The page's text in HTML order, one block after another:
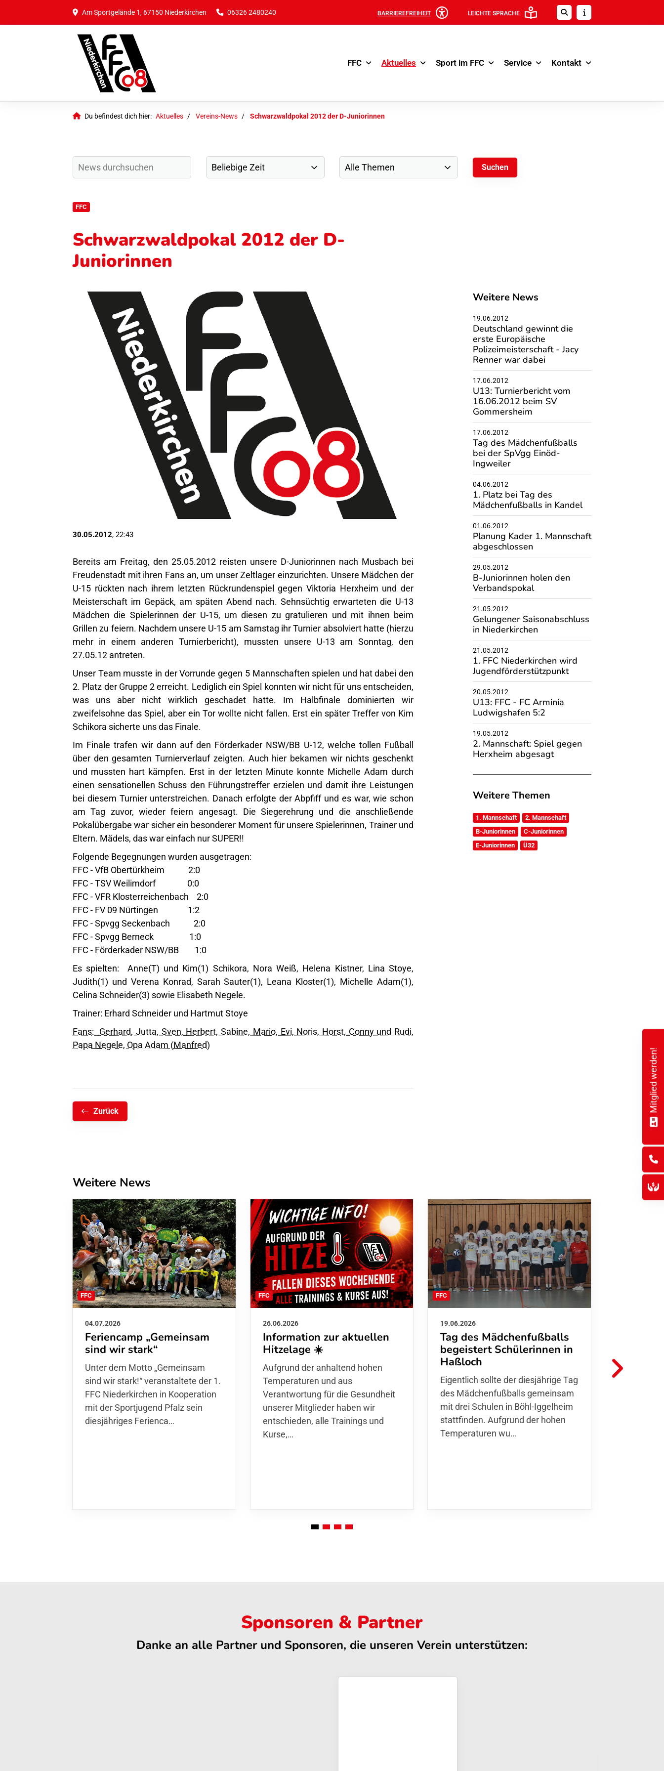
Am Sportgelände 1, 67150 Niederkirchen 06326 2480240 BARRIEREFREIHEIT LEICHTE SPRACHE
FFC Aktuelles Sport im FFC Service Kontakt
Du befindest dich hier: Aktuelles Vereins-News Schwarzwaldpokal 2012 der D-Juniorinnen
FFC
Schwarzwaldpokal 2012 der D-
Juniorinnen
30.05.2012, 22:43
Bereits am Freitag, den 25.05.2012 reisten unsere D-Juniorinnen nach Musbach bei
Freudenstadt mit ihren Fans an, um unser Zeltlager einzurichten. Unsere Mädchen der
U-15 rückten nach ihrem letzten Rückrundenspiel gegen Viktoria Herxheim und der
Meisterschaft im Gepäck, am späten Abend nach. Sehnsüchtig erwarteten die U-13
Mädchen die Spielerinnen der U-15, um diesen zu gratulieren und mit ihnen beim
Grillen zu feiern. Nachdem unsere U-15 am Samstag ihr Turnier absolviert hatte (hierzu
mehr in einem anderen Turnierbericht), mussten unsere U-13 am Sonntag, den
27.05.12 antreten.
Unser Team musste in der Vorrunde gegen 5 Mannschaften spielen und hat dabei den
2. Platz der Gruppe 2 erreicht. Lediglich ein Spiel konnten wir nicht für uns entscheiden,
was uns aber nicht wirklich geschadet hatte. Im Halbfinale dominierten wir
zweifelsohne das Spiel, aber ein Tor wollte nicht fallen. Erst ein später Treffer von Kim
Schikora sicherte uns das Finale.
Im Finale trafen wir dann auf den Förderkader NSW/BB U-12, welche tollen Fußball
über den gesamten Turnierverlauf zeigten. Auch hier bekamen wir nichts geschenkt
und mussten hart kämpfen. Erst in der letzten Minute konnte Michelle Adam durch
einen sensationellen Schuss den Führungstreffer erzielen und damit ihre Leistungen
bei diesem Turnier unterstreichen. Danach erfolgte der Abpfiff und es war, wie schon
am Tag zuvor, wieder feiern angesagt. Die Siegerehrung und die anschließende
Pokalübergabe war sicher ein besonderer Moment für unsere Spielerinnen, Trainer und
Eltern. Mädels, das war einfach nur SUPER!!
Folgende Begegnungen wurden ausgetragen:
FFC - VfB Obertürkheim 2:0
FFC - TSV Weilimdorf 0:0
FFC - VFR Klosterreichenbach 2:0
FFC - FV 09 Nürtingen 1:2
FFC - Spvgg Seckenbach 2:0
FFC - Spvgg Berneck 1:0
FFC - Förderkader NSW/BB 1:0
Es spielten: Anne(T) und Kim(1) Schikora, Nora Weiß, Helena Kistner, Lina Stoye,
Judith(1) und Verena Konrad, Sarah Sauter(1), Leana Kloster(1), Michelle Adam(1),
Celina Schneider(3) sowie Elisabeth Negele.
Trainer: Erhard Schneider und Hartmut Stoye
Fans: Gerhard, Jutta, Sven, Herbert, Sabine, Mario, Evi, Noris, Horst, Conny und Rudi,
Papa Negele, Opa Adam (Manfred)
Zurück
Weitere News
19.06.2012
Deutschland gewinnt die
erste Europäische
Polizeimeisterschaft - Jacy
Renner war dabei
17.06.2012
U13: Turnierbericht vom
16.06.2012 beim SV
Gommersheim
17.06.2012
Tag des Mädchenfußballs
bei der SpVgg Einöd-
Ingweiler
04.06.2012
1. Platz bei Tag des
Mädchenfußballs in Kandel
01.06.2012
Planung Kader 1. Mannschaft
abgeschlossen
29.05.2012
B-Juniorinnen holen den
Verbandspokal
21.05.2012
Gelungener Saisonabschluss
in Niederkirchen
21.05.2012
1. FFC Niederkirchen wird
Jugendförderstützpunkt
20.05.2012
U13: FFC - FC Arminia
Ludwigshafen 5:2
19.05.2012
2. Mannschaft: Spiel gegen
Herxheim abgesagt
Weitere Themen
1. Mannschaft
2. Mannschaft
B-Juniorinnen
C-Juniorinnen
E-Juniorinnen
Ü32
Weitere News
FFC
04.07.2026
Feriencamp „Gemeinsam
sind wir stark“
Unter dem Motto „Gemeinsam
sind wir stark!“ veranstaltete der 1.
FFC Niederkirchen in Kooperation
mit der Sportjugend Pfalz sein
diesjähriges Ferienca…
FFC
26.06.2026
Information zur aktuellen
Hitzelage ☀️
Aufgrund der anhaltend hohen
Temperaturen und aus
Verantwortung für die Gesundheit
unserer Mitglieder haben wir
entschieden, alle Trainings und
Kurse,…
FFC
19.06.2026
Tag des Mädchenfußballs
begeistert Schülerinnen in
Haßloch
Eigentlich sollte der diesjährige Tag
des Mädchenfußballs gemeinsam
mit drei Schulen in Böhl-Iggelheim
stattfinden. Aufgrund der hohen
Temperaturen wu…
Hoffmann
Sponsoren & Partner
Danke an alle Partner und Sponsoren, die unseren Verein unterstützen:
Mitglied werden!